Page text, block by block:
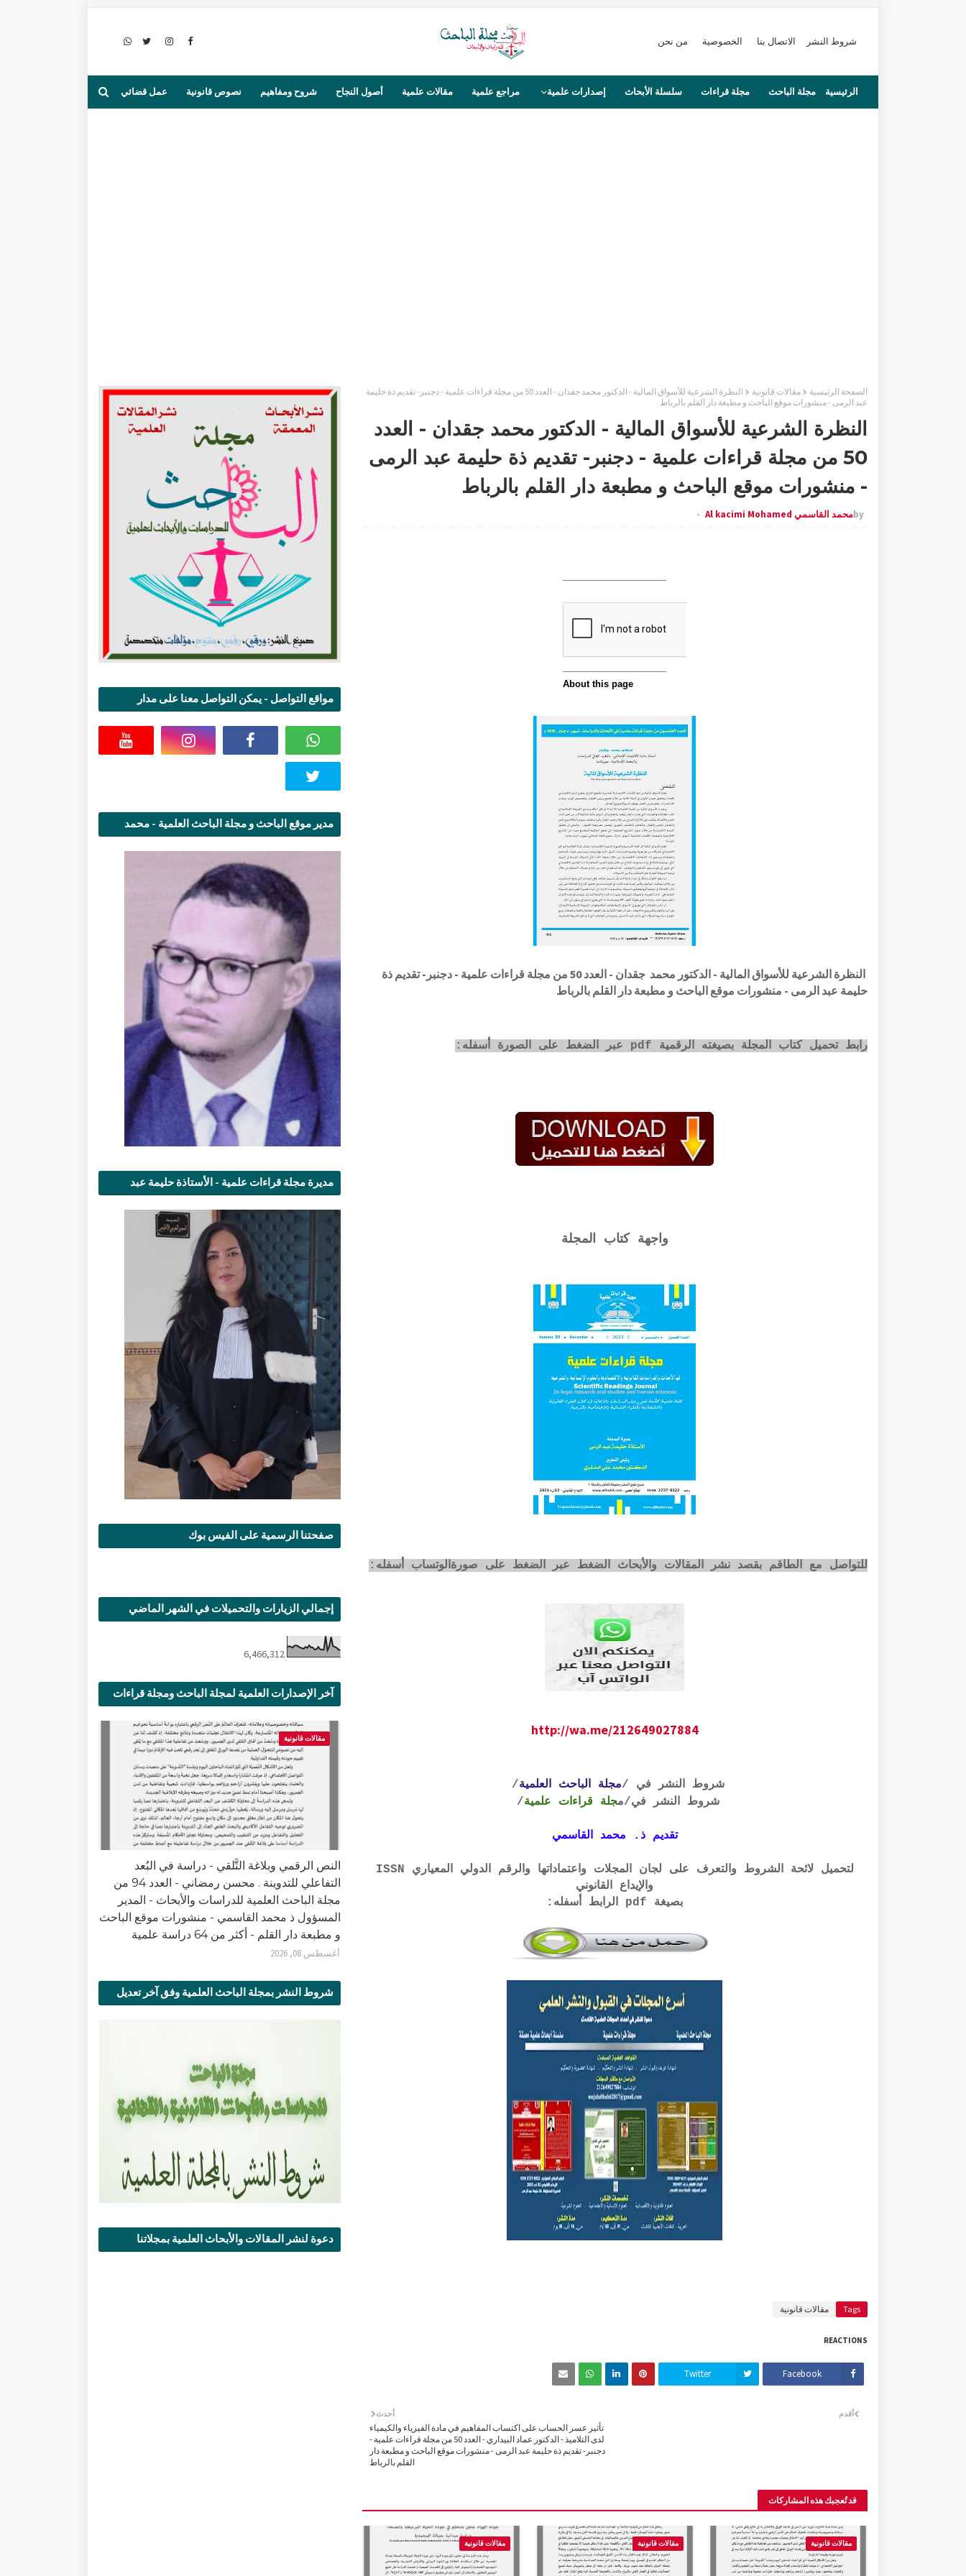
شروط النشر الاتصال بنا الخصوصية من نحن
الرئيسية مجلة الباحث مجلة قراءات سلسلة الأبحاث إصدارات علمية مراجع علمية مقالات علمية أصول النجاح شروح ومفاهيم نصوص قانونية عمل قضائي
الصفحة الرئيسية مقالات قانونية
النظرة الشرعية للأسواق المالية - الدكتور محمد جقدان - العدد 50 من مجلة قراءات علمية - دجنبر- تقديم ذة حليمة
عبد الرمى - منشورات موقع الباحث و مطبعة دار القلم بالرباط
النظرة الشرعية للأسواق المالية - الدكتور محمد جقدان - العدد
50 من مجلة قراءات علمية - دجنبر- تقديم ذة حليمة عبد الرمى
- منشورات موقع الباحث و مطبعة دار القلم بالرباط
byمحمد القاسمي Al kacimi Mohamed
النظرة الشرعية للأسواق المالية - الدكتور محمد جقدان - العدد 50 من مجلة قراءات علمية - دجنبر- تقديم ذة
حليمة عبد الرمى - منشورات موقع الباحث و مطبعة دار القلم بالرباط
رابط تحميل كتاب المجلة بصيغته الرقمية pdf عبر الضغط على الصورة أسفله:
واجهة كتاب المجلة
للتواصل مع الطاقم بقصد نشر المقالات والأبحاث الضغط عبر الضغط على صورةالوتساب أسفله:
http://wa.me/212649027884
شروط النشر في /مجلة الباحث العلمية/
شروط النشر في/مجلة قراءات علمية/
تقديم ذ. محمد القاسمي
لتحميل لائحة الشروط والتعرف على لجان المجلات واعتماداتها والرقم الدولي المعياري ISSN
والإيداع القانوني
بصيغة pdf الرابط أسفله:
Tags مقالات قانونية
REACTIONS
Facebook
Twitter
أحدث
تأثير عسر الحساب على اكتساب المفاهيم في مادة الفيزياء والكيمياء
لدى التلاميذ - الدكتور عماد البيداري - العدد 50 من مجلة قراءات علمية -
دجنبر- تقديم ذة حليمة عبد الرمى - منشورات موقع الباحث و مطبعة دار
القلم بالرباط
أقدم
قد تُعجبك هذه المشاركات
مقالات قانونية مقالات قانونية مقالات قانونية
مواقع التواصل - يمكن التواصل معنا على مدار
مدير موقع الباحث و مجلة الباحث العلمية - محمد
مديرة مجلة قراءات علمية - الأستاذة حليمة عبد
صفحتنا الرسمية على الفيس بوك
إجمالي الزيارات والتحميلات في الشهر الماضي
6,466,312
آخر الإصدارات العلمية لمجلة الباحث ومجلة قراءات
مقالات قانونية
النص الرقمي وبلاغة التَّلقي - دراسة في البُعد
التفاعلي للتدوينة . محسن رمضاني - العدد 94 من
مجلة الباحث العلمية للدراسات والأبحاث - المدير
المسؤول ذ محمد القاسمي - منشورات موقع الباحث
و مطبعة دار القلم - أكثر من 64 دراسة علمية
أغسطس 08, 2026
شروط النشر بمجلة الباحث العلمية وفق آخر تعديل
دعوة لنشر المقالات والأبحاث العلمية بمجلاتنا